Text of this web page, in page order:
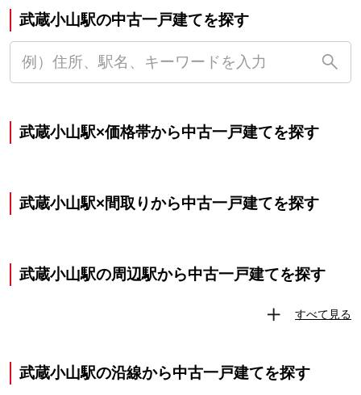
武蔵小山駅の中古一戸建てを探す
武蔵小山駅×価格帯から中古一戸建てを探す
武蔵小山駅×間取りから中古一戸建てを探す
武蔵小山駅の周辺駅から中古一戸建てを探す
すべて見る
武蔵小山駅の沿線から中古一戸建てを探す